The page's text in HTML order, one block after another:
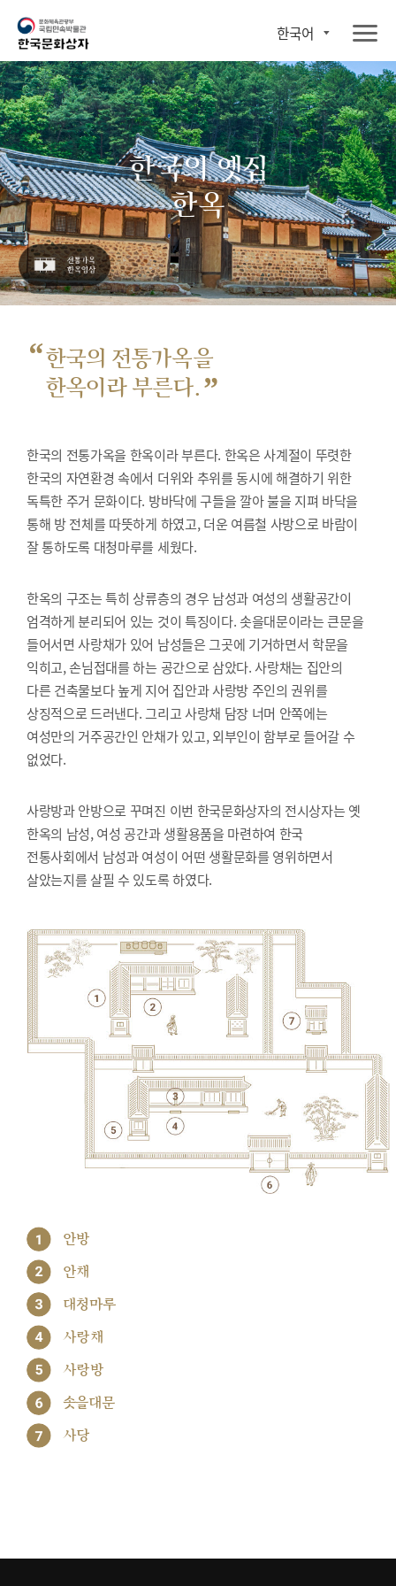
한국어
한국의 옛집
한옥
“한국의 전통가옥을
한옥이라 부른다. ”
한국의 전통가옥을 한옥이라 부른다. 한옥은 사계절이 뚜렷한
한국의 자연환경 속에서 더위와 추위를 동시에 해결하기 위한
독특한 주거 문화이다. 방바닥에 구들을 깔아 불을 지펴 바닥을
통해 방 전체를 따뜻하게 하였고, 더운 여름철 사방으로 바람이
잘 통하도록 대청마루를 세웠다.
한옥의 구조는 특히 상류층의 경우 남성과 여성의 생활공간이
엄격하게 분리되어 있는 것이 특징이다. 솟을대문이라는 큰문을
들어서면 사랑채가 있어 남성들은 그곳에 기거하면서 학문을
익히고, 손님접대를 하는 공간으로 삼았다. 사랑채는 집안의
다른 건축물보다 높게 지어 집안과 사랑방 주인의 권위를
상징적으로 드러낸다. 그리고 사랑채 담장 너머 안쪽에는
여성만의 거주공간인 안채가 있고, 외부인이 함부로 들어갈 수
없었다.
사랑방과 안방으로 꾸며진 이번 한국문화상자의 전시상자는 옛
한옥의 남성, 여성 공간과 생활용품을 마련하여 한국
전통사회에서 남성과 여성이 어떤 생활문화를 영위하면서
살았는지를 살필 수 있도록 하였다.
1 안방
2 안채
3 대청마루
4 사랑채
5 사랑방
6 솟을대문
7 사당